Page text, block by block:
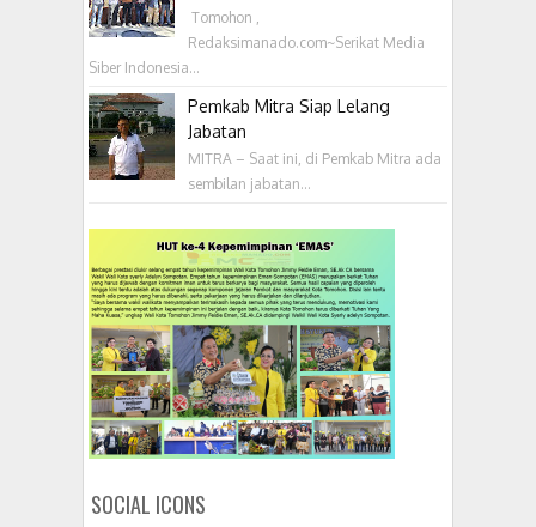
‎ Tomohon ,
Redaksimanado.com~Serikat Media
Siber Indonesia...
Pemkab Mitra Siap Lelang
Jabatan
MITRA – Saat ini, di Pemkab Mitra ada
sembilan jabatan...
SOCIAL ICONS